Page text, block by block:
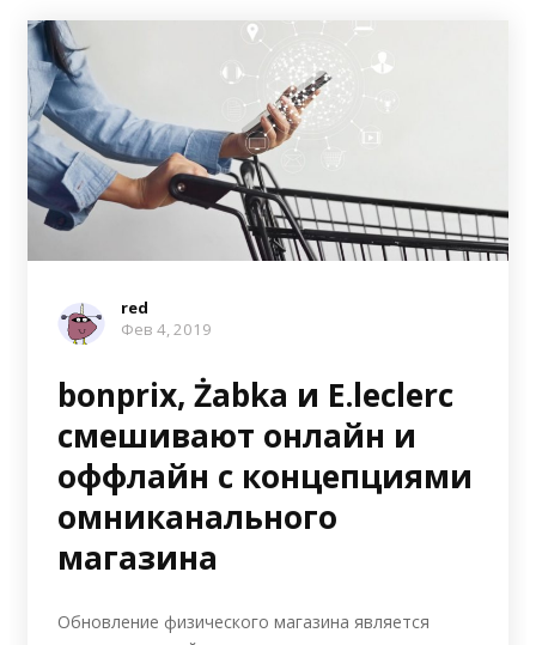
red
Фев 4, 2019
bonprix, Żabka и E.leclerc
смешивают онлайн и
оффлайн с концепциями
омниканального
магазина
Обновление физического магазина является